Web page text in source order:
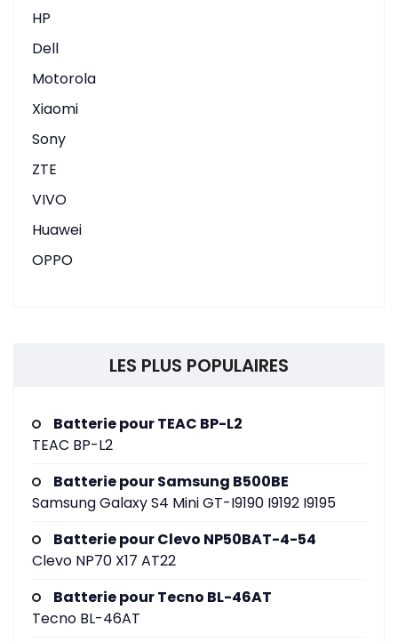
HP
Dell
Motorola
Xiaomi
Sony
ZTE
VIVO
Huawei
OPPO
LES PLUS POPULAIRES
Batterie pour TEAC BP-L2
TEAC BP-L2
Batterie pour Samsung B500BE
Samsung Galaxy S4 Mini GT-I9190 I9192 I9195
Batterie pour Clevo NP50BAT-4-54
Clevo NP70 X17 AT22
Batterie pour Tecno BL-46AT
Tecno BL-46AT